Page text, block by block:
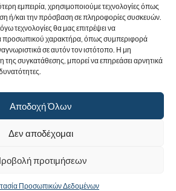
εμπειρία, χρησιμοποιούμε τεχνολογίες όπως
ή/και την πρόσβαση σε πληροφορίες συσκευών.
τεχνολογίες θα μας επιτρέψει να
προσωπικού χαρακτήρα, όπως συμπεριφορά
σε αυτόν τον ιστότοπο. Η μη
συγκατάθεσης, μπορεί να επηρεάσει αρνητικά
Αποδοχή Όλων
Δεν αποδέχομαι
προτιμήσεων
Προσωπικών Δεδομένων
Powered by |